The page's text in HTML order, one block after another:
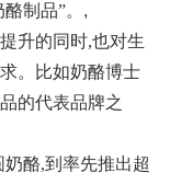
制品”。 ,
升的同时,也对生
。比如奶酪博士
的代表品牌之
酪,到率先推出超